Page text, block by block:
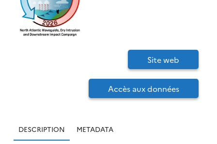
Site web
Accès aux données
DESCRIPTION METADATA